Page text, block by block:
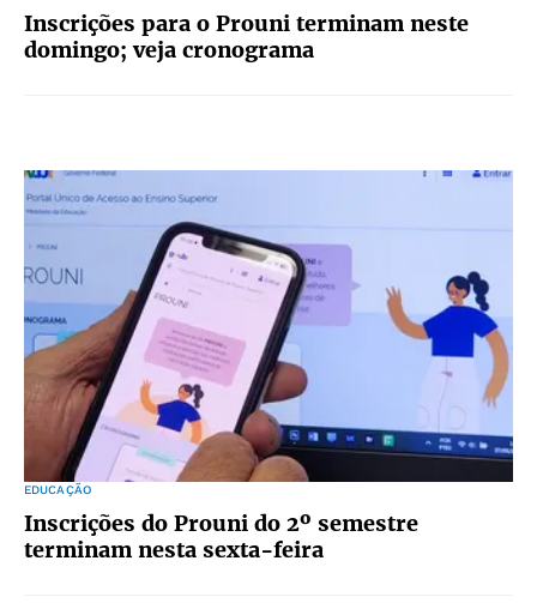
Inscrições para o Prouni terminam neste
domingo; veja cronograma
EDUCAÇÃO
Inscrições do Prouni do 2º semestre
terminam nesta sexta-feira